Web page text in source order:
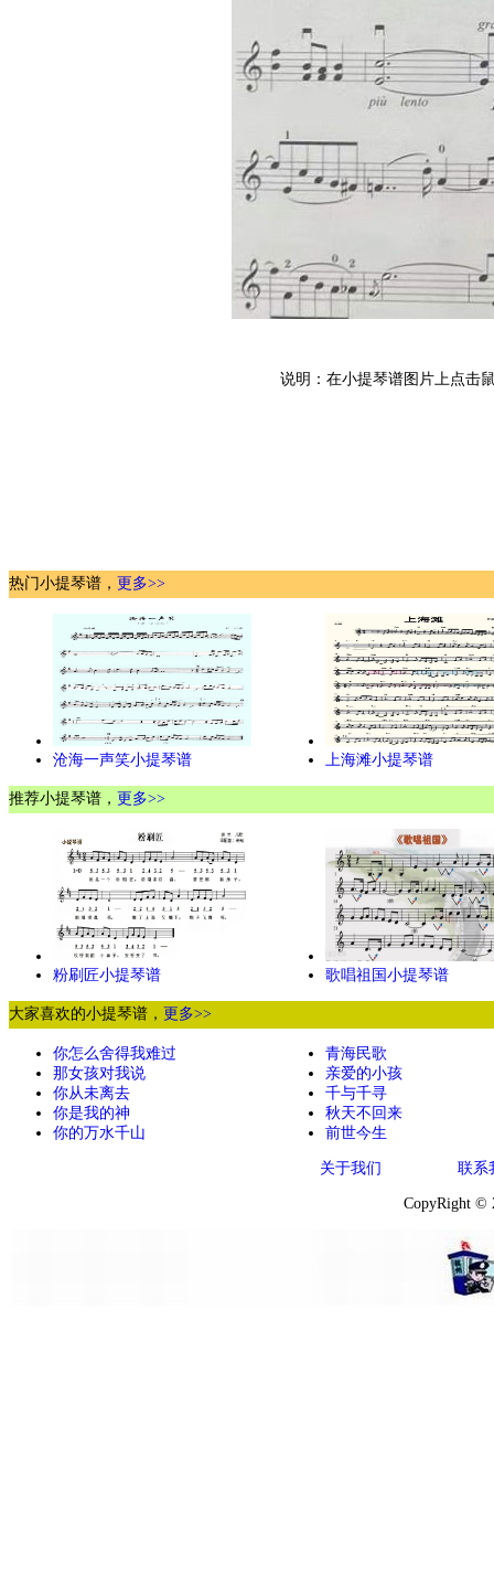
说明：在小提琴谱图片上点击
热门小提琴谱， 更多>>
沧海一声笑小提琴谱 上海滩小提琴谱
推荐小提琴谱， 更多>>
粉刷匠小提琴谱 歌唱祖国小提琴谱
大家喜欢的小提琴谱， 更多>>
你怎么舍得我难过
那女孩对我说
你从未离去
你是我的神
你的万水千山
青海民歌
亲爱的小孩
千与千寻
秋天不回来
前世今生
关于我们 联系
CopyRight ©